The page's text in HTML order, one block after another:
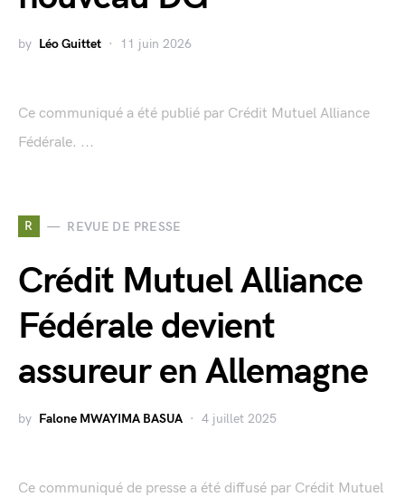
by Léo Guittet 11 juin 2026
Ce communiqué a été publié par Crédit Mutuel Alliance
Fédérale. ...
R REVUE DE PRESSE
Crédit Mutuel Alliance
Fédérale devient
assureur en Allemagne
by Falone MWAYIMA BASUA 4 juillet 2025
Ce communiqué de presse a été diffusé par Crédit Mutuel